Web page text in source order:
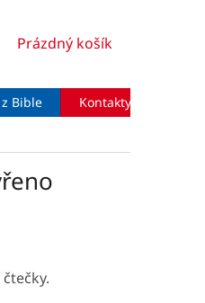
NÁKUPNÍ
Prázdný košík
Bible Kontakty